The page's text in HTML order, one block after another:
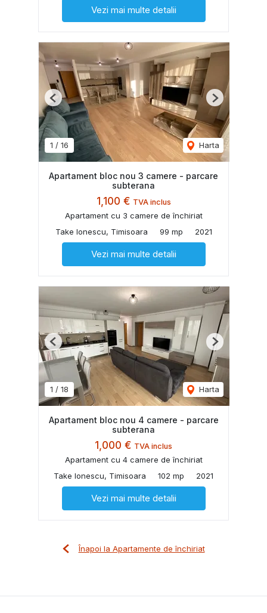
Vezi mai multe detalii
1 / 16 Harta
Previous Next
Apartament bloc nou 3 camere - parcare
subterana
1,100 € TVA inclus
Apartament cu 3 camere de închiriat
Take Ionescu, Timisoara
99 mp 2021
Vezi mai multe detalii
1 / 18 Harta
Previous Next
Apartament bloc nou 4 camere - parcare
subterana
1,000 € TVA inclus
Apartament cu 4 camere de închiriat
Take Ionescu, Timisoara
102 mp 2021
Vezi mai multe detalii
Înapoi la Apartamente de închiriat